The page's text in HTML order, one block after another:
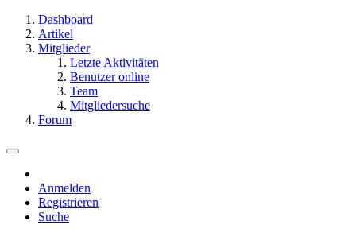
Dashboard
Artikel
Mitglieder
Letzte Aktivitäten
Benutzer online
Team
Mitgliedersuche
Forum
Anmelden
Registrieren
Suche